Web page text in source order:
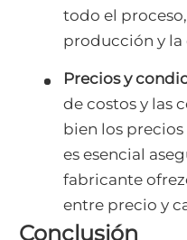
todo el
producción y la
Precios y
de costos y las
bien los
es esencial
fabricante
entre precio y
Conclusión